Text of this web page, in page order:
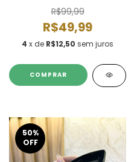
R$99,99
R$49,99
4 x de R$12,50 sem juros
COMPRAR
50%
OFF